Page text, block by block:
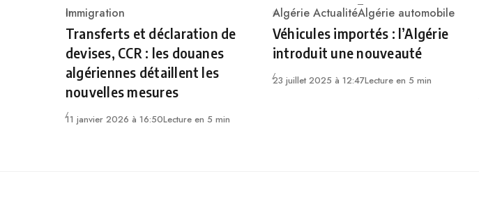
Category
Immigration
Transferts et déclaration de
devises, CCR : les douanes
algériennes détaillent les
nouvelles mesures
11 janvier 2026 à 16:50Lecture en 5 min
Category
Algérie ActualitéAlgérie automobile
Véhicules importés : l’Algérie
introduit une nouveauté
23 juillet 2025 à 12:47Lecture en 5 min